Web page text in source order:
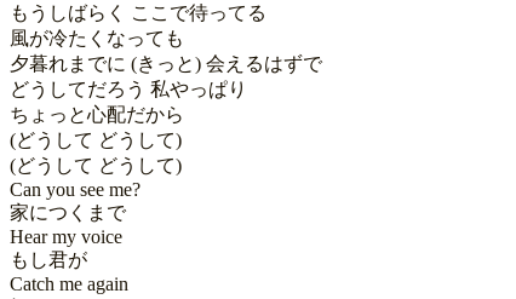
もうしばらく ここで待ってる
風が冷たくなっても
夕暮れまでに (きっと) 会えるはずで
どうしてだろう 私やっぱり
ちょっと心配だから
(どうして どうして)
(どうして どうして)
Can you see me?
家につくまで
Hear my voice
もし君が
Catch me again